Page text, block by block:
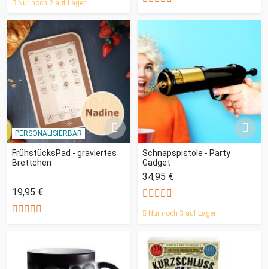
Nur noch 2 auf Lager
PERSONALISIERBAR
FrühstücksPad - graviertes
Brettchen
19,95 €
Schnapspistole - Party
Gadget
34,95 €
Nur noch 3 auf Lager